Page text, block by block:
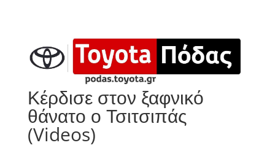
Κέρδισε στον ξαφνικό
θάνατο ο Τσιτσιπάς
(Videos)